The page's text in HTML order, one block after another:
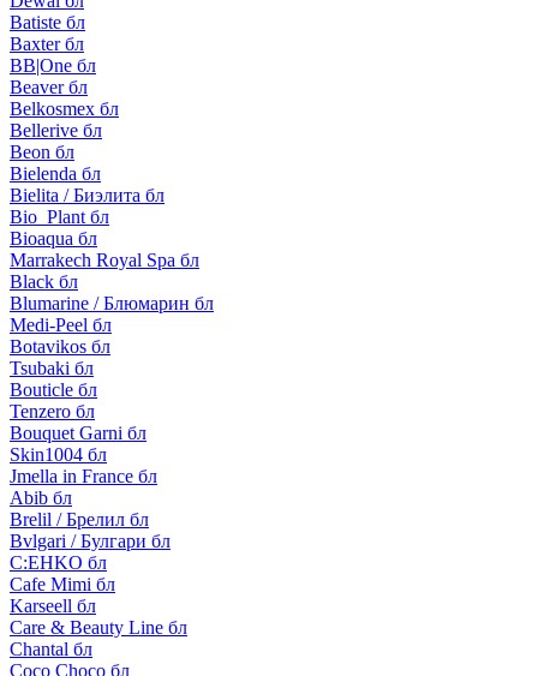
Batiste бл
Baxter бл
BB|One бл
Beaver бл
Belkosmex бл
Bellerive бл
Beon бл
Bielenda бл
Bielita / Биэлита бл
Bio_Plant бл
Bioaqua бл
Marrakech Royal Spa бл
Black бл
Blumarine / Блюмарин бл
Medi-Peel бл
Botavikos бл
Tsubaki бл
Bouticle бл
Tenzero бл
Bouquet Garni бл
Skin1004 бл
Jmella in France бл
Abib бл
Brelil / Брелил бл
Bvlgari / Булгари бл
C:EHKO бл
Cafe Mimi бл
Karseell бл
Care & Beauty Line бл
Chantal бл
Coco Choco бл